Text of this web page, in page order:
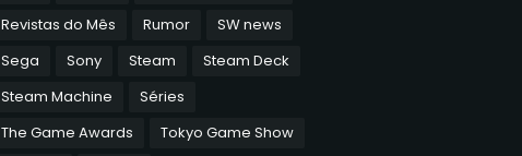
Revistas do Mês
Rumor
SW news
Sega
Sony Steam
Steam Deck
Steam Machine
Séries
The Game Awards
Tokyo Game Show